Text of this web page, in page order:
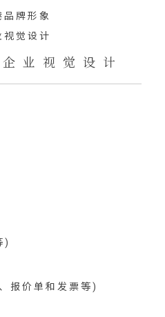
业 视 觉 设 计
)
价单和发票等)